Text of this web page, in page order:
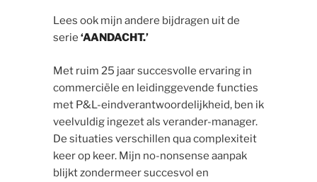
Lees ook mijn andere bijdragen uit de
serie ‘AANDACHT.’
Met ruim 25 jaar succesvolle ervaring in
commerciële en leidinggevende functies
met P&L-eindverantwoordelijkheid, ben ik
veelvuldig ingezet als verander-manager.
De situaties verschillen qua complexiteit
keer op keer. Mijn no-nonsense aanpak
blijkt zondermeer succesvol en